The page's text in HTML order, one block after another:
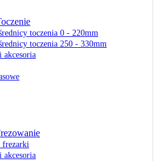
toczenia 0 - 220mm
toczenia 250 - 330mm
akcesoria
frezarki
akcesoria